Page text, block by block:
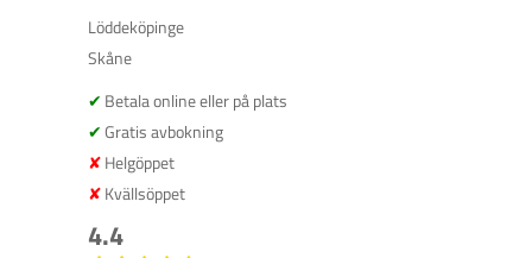
Löddeköpinge
Skåne
Betala online eller på plats
Gratis avbokning
Helgöppet
Kvällsöppet
4.4